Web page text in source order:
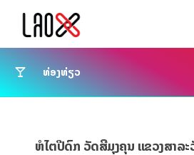
ທ່ອງທ່ຽວ
ຫໍໄຕປີດົກ ວັດສີມຸງຄຸນ ແຂວງສາລ